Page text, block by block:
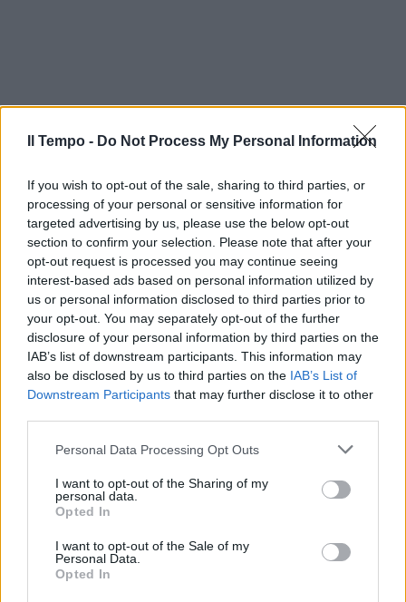
Il Tempo - Do Not Process My Personal Information
If you wish to opt-out of the sale, sharing to third parties, or
processing of your personal or sensitive information for
targeted advertising by us, please use the below opt-out
section to confirm your selection. Please note that after your
opt-out request is processed you may continue seeing
interest-based ads based on personal information utilized by
us or personal information disclosed to third parties prior to
your opt-out. You may separately opt-out of the further
disclosure of your personal information by third parties on the
IAB’s list of downstream participants. This information may
also be disclosed by us to third parties on the IAB’s List of
Downstream Participants that may further disclose it to other
Personal Data Processing Opt Outs
I want to opt-out of the Sharing of my
personal data.
Opted In
I want to opt-out of the Sale of my
Personal Data.
Opted In
In evidenza